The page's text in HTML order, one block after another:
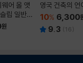
어 올 앳
립 일반
원
영국 건축의 언
10% 6,300
9.3 (16)